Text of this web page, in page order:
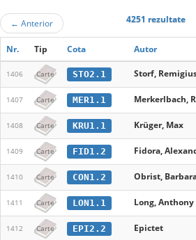
← Anterior 4251 rezultate
Nr. Tip Cota Autor
1406 Carte STO2.1 Storf,
1407 Carte MER1.1 Merkerlbach,
1408 Carte KRU1.1 Krüger, Max
1409 Carte FID1.2 Fidora,
1410 Carte CON1.2 Obrist,
1411 Carte LON1.1 Long, Anthony
1412 Carte EPI2.2 Epictet